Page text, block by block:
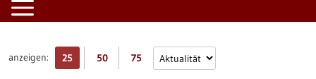
anzeigen: 25 50 75